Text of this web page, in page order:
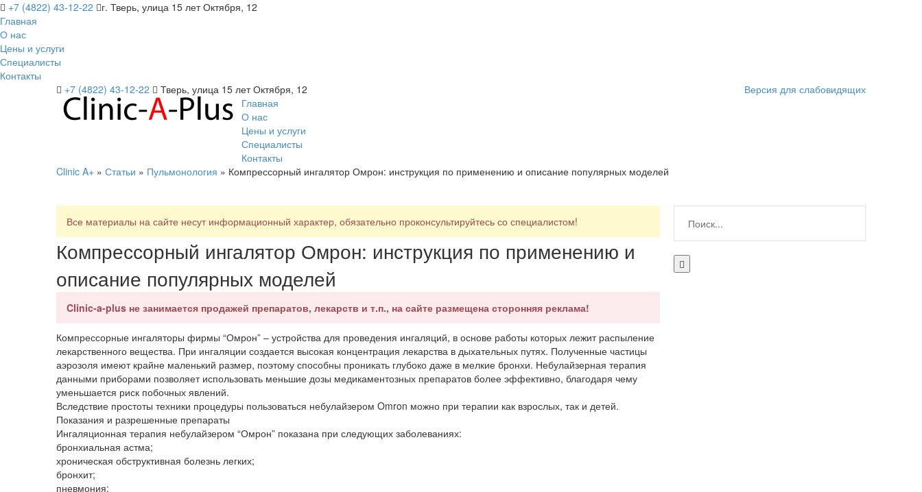
+7 (4822) 43-12-22
г. Тверь, улица 15 лет Октября, 12
Главная
О нас
Цены и услуги
Специалисты
Контакты
+7 (4822) 43-12-22
Тверь, улица 15 лет Октября, 12
Версия для слабовидящих
Главная
О нас
Цены и услуги
Специалисты
Контакты
Clinic A+ » Статьи » Пульмонология » Компрессорный ингалятор Омрон: инструкция по применению и описание популярных моделей
Все материалы на сайте несут информационный характер, обязательно проконсультируйтесь со специалистом!
Компрессорный ингалятор Омрон: инструкция по применению и
описание популярных моделей
Clinic-a-plus не занимается продажей препаратов, лекарств и т.п., на сайте размещена сторонняя реклама!
Компрессорные ингаляторы фирмы “Омрон” – устройства для проведения ингаляций, в основе работы которых лежит распыление
лекарственного вещества. При ингаляции создается высокая концентрация лекарства в дыхательных путях. Полученные частицы
аэрозоля имеют крайне маленький размер, поэтому способны проникать глубоко даже в мелкие бронхи. Небулайзерная терапия
данными приборами позволяет использовать меньшие дозы медикаментозных препаратов более эффективно, благодаря чему
уменьшается риск побочных явлений.
Вследствие простоты техники процедуры пользоваться небулайзером Omron можно при терапии как взрослых, так и детей.
Показания и разрешенные препараты
Ингаляционная терапия небулайзером “Омрон” показана при следующих заболеваниях:
бронхиальная астма;
хроническая обструктивная болезнь легких;
бронхит;
пневмония;